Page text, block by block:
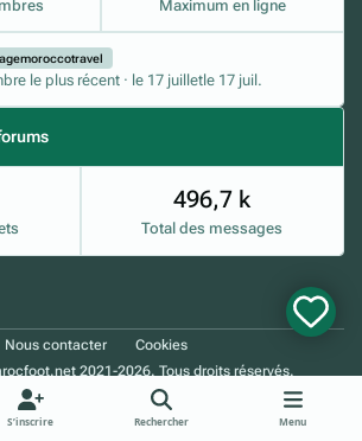
Maximum en ligne
le plus récent · le 17 juilletle 17 juil.
Total des messages
496,7 k
système x
Nous contacter
Cookies
2021-2026. Tous droits réservés.
Powered by
Invision Community
S’inscrire Rechercher Menu